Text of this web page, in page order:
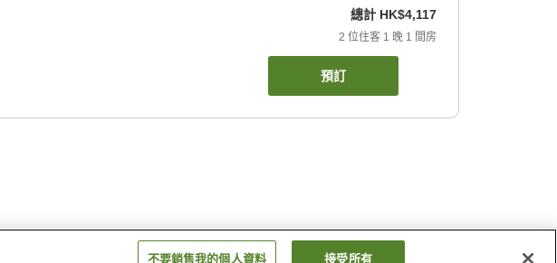
總計 HK$4,117
2 位住客 1 晚 1 間房
預訂
不要銷售我的個人資料 接受所有